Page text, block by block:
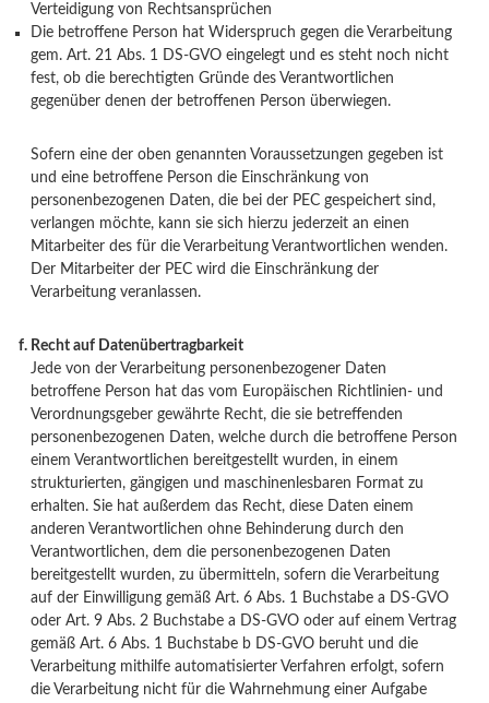
Verteidigung von Rechtsansprüchen
Die betroffene Person hat Widerspruch gegen die Verarbeitung
gem. Art. 21 Abs. 1 DS-GVO eingelegt und es steht noch nicht
fest, ob die berechtigten Gründe des Verantwortlichen
gegenüber denen der betroffenen Person überwiegen.
Sofern eine der oben genannten Voraussetzungen gegeben ist
und eine betroffene Person die Einschränkung von
personenbezogenen Daten, die bei der PEC gespeichert sind,
verlangen möchte, kann sie sich hierzu jederzeit an einen
Mitarbeiter des für die Verarbeitung Verantwortlichen wenden.
Der Mitarbeiter der PEC wird die Einschränkung der
Verarbeitung veranlassen.
Recht auf Datenübertragbarkeit
Jede von der Verarbeitung personenbezogener Daten
betroffene Person hat das vom Europäischen Richtlinien- und
Verordnungsgeber gewährte Recht, die sie betreffenden
personenbezogenen Daten, welche durch die betroffene Person
einem Verantwortlichen bereitgestellt wurden, in einem
strukturierten, gängigen und maschinenlesbaren Format zu
erhalten. Sie hat außerdem das Recht, diese Daten einem
anderen Verantwortlichen ohne Behinderung durch den
Verantwortlichen, dem die personenbezogenen Daten
bereitgestellt wurden, zu übermitteln, sofern die Verarbeitung
auf der Einwilligung gemäß Art. 6 Abs. 1 Buchstabe a DS-GVO
oder Art. 9 Abs. 2 Buchstabe a DS-GVO oder auf einem Vertrag
gemäß Art. 6 Abs. 1 Buchstabe b DS-GVO beruht und die
Verarbeitung mithilfe automatisierter Verfahren erfolgt, sofern
die Verarbeitung nicht für die Wahrnehmung einer Aufgabe